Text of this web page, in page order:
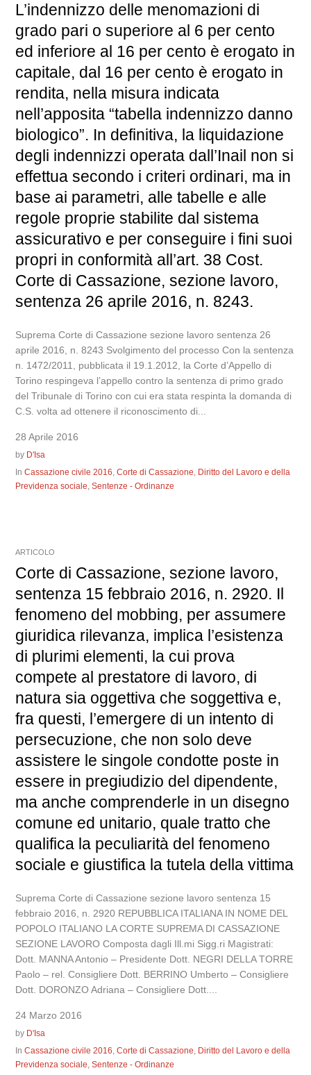
L’indennizzo delle menomazioni di
grado pari o superiore al 6 per cento
ed inferiore al 16 per cento è erogato in
capitale, dal 16 per cento è erogato in
rendita, nella misura indicata
nell’apposita “tabella indennizzo danno
biologico”. In definitiva, la liquidazione
degli indennizzi operata dall’Inail non si
effettua secondo i criteri ordinari, ma in
base ai parametri, alle tabelle e alle
regole proprie stabilite dal sistema
assicurativo e per conseguire i fini suoi
propri in conformità all’art. 38 Cost.
Corte di Cassazione, sezione lavoro,
sentenza 26 aprile 2016, n. 8243.
Suprema Corte di Cassazione sezione lavoro sentenza 26
aprile 2016, n. 8243 Svolgimento del processo Con la sentenza
n. 1472/2011, pubblicata il 19.1.2012, la Corte d’Appello di
Torino respingeva l’appello contro la sentenza di primo grado
del Tribunale di Torino con cui era stata respinta la domanda di
C.S. volta ad ottenere il riconoscimento di...
28 Aprile 2016
by D'Isa
InCassazione civile 2016 ,Corte di Cassazione Diritto del Lavoro e della
Previdenza sociale ,Sentenze - Ordinanze
ARTICOLO
Corte di Cassazione, sezione lavoro,
sentenza 15 febbraio 2016, n. 2920. Il
fenomeno del mobbing, per assumere
giuridica rilevanza, implica l’esistenza
di plurimi elementi, la cui prova
compete al prestatore di lavoro, di
natura sia oggettiva che soggettiva e,
fra questi, l’emergere di un intento di
persecuzione, che non solo deve
assistere le singole condotte poste in
essere in pregiudizio del dipendente,
ma anche comprenderle in un disegno
comune ed unitario, quale tratto che
qualifica la peculiarità del fenomeno
sociale e giustifica la tutela della vittima
Suprema Corte di Cassazione sezione lavoro sentenza 15
febbraio 2016, n. 2920 REPUBBLICA ITALIANA IN NOME DEL
POPOLO ITALIANO LA CORTE SUPREMA DI CASSAZIONE
SEZIONE LAVORO Composta dagli Ill.mi Sigg.ri Magistrati:
Dott. MANNA Antonio – Presidente Dott. NEGRI DELLA TORRE
Paolo – rel. Consigliere Dott. BERRINO Umberto – Consigliere
Dott. DORONZO Adriana – Consigliere Dott....
24 Marzo 2016
by D'Isa
InCassazione civile 2016 ,Corte di Cassazione Diritto del Lavoro e della
Previdenza sociale ,Sentenze - Ordinanze